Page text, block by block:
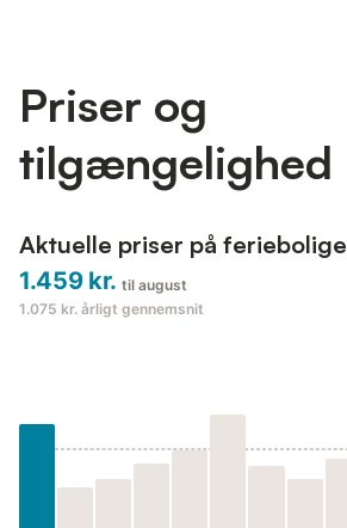
Priser og
tilgængelighed
Aktuelle priser på
1.459 kr. til august
1.075 kr. årligt gennemsnit